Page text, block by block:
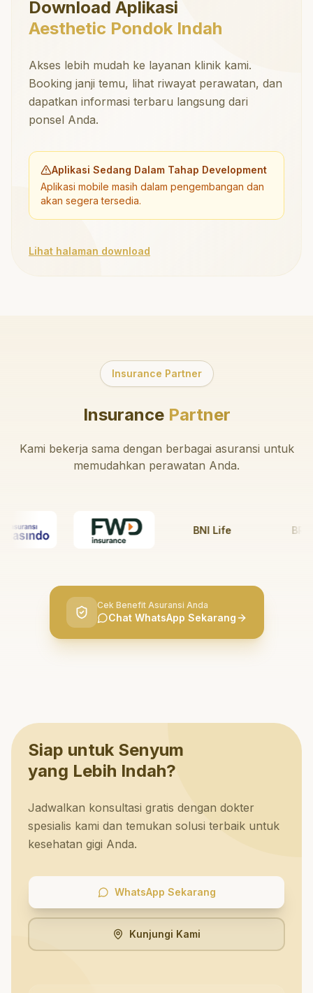
Download Aplikasi
Aesthetic Pondok Indah
Akses lebih mudah ke layanan klinik kami.
Booking janji temu, lihat riwayat perawatan, dan
dapatkan informasi terbaru langsung dari
ponsel Anda.
Aplikasi Sedang Dalam Tahap Development
Aplikasi mobile masih dalam pengembangan dan
akan segera tersedia.
Lihat halaman download
Insurance Partner
InsurancePartner
Kami bekerja sama dengan berbagai asuransi untuk
memudahkan perawatan Anda.
BNI Life BRI
Cek Benefit Asuransi Anda
Chat WhatsApp Sekarang
Siap untuk Senyum
yang Lebih Indah?
Jadwalkan konsultasi gratis dengan dokter
spesialis kami dan temukan solusi terbaik untuk
kesehatan gigi Anda.
WhatsApp Sekarang
Kunjungi Kami